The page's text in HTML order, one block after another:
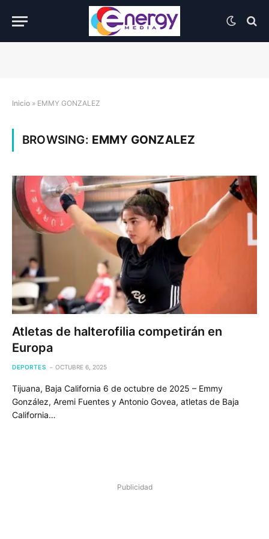
Inicio » EMMY GONZALEZ
BROWSING: EMMY GONZALEZ
Atletas de halterofilia competirán en
Europa
DEPORTES OCTUBRE 6, 2025
Tijuana, Baja California 6 de octubre de 2025 – Emmy
González, Aremi Fuentes y Antonio Govea, atletas de Baja
California…
Publicidad